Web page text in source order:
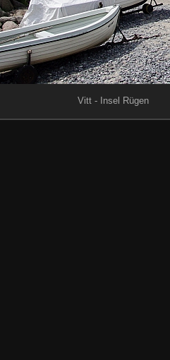
Vitt - Insel Rügen